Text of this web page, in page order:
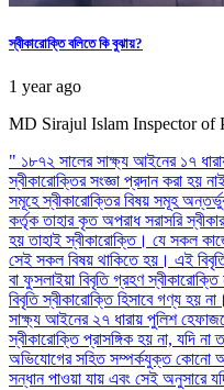
স্বীকারোক্তি বলিতে কি বুঝায়?
1 year ago
MD Sirajul Islam Inspector of
" ১৮৭২ সালের সাক্ষ্য আইনের ১৭
স্বীকারোক্তির সংজ্ঞা প্রদান করা
সমূহে স্বীকারোক্তির বিষয় সমূহ
কর্তৃক তাহার কৃত অপরাধ সরাসরি
হয় তাহাই স্বীকারোক্তি। যে সকল
সেই সকল বিষয় থাকিতে হয়। এই
বা ফুসলাইয়া বিবৃতি গ্রহণ
বিবৃতি স্বীকারোক্তি হিসাবে গণ্য হয়
সাক্ষ্য আইনের ২৭ ধারায় পুলিশ
স্বীকারোক্তি প্রাসঙ্গিক হয় না, যদি
অভিযোগের সহিত সম্পর্কযুক্ত কোনো
সন্ধান পাওয়া যায় এবং সেই অনুসারে